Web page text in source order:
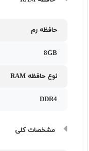
حافظه رم
8GB
نوع حافظه RAM
DDR4
مشخصات کلی